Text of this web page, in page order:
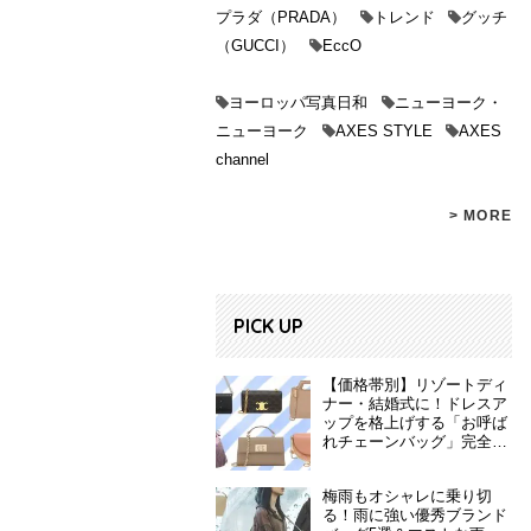
プラダ（PRADA） トレンド
グッチ
（GUCCI）
EccO
ヨーロッパ写真日和
ニューヨーク・
ニューヨーク
AXES STYLE
AXES
channel
> MORE
PICK UP
【価格帯別】リゾートディ
ナー・結婚式に！ドレスア
ップを格上げする「お呼ば
れチェーンバッグ」完全ガ
梅雨もオシャレに乗り切
る！雨に強い優秀ブランド